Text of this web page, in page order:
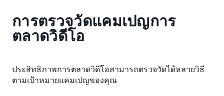
การตรวจวัดแคมเปญการ
ตลาดวิดีโอ
ประสิทธิภาพการตลาดวิดีโอสามารถตรวจวัดได้หลายวิธี
ตามเป้าหมายแคมเปญของคุณ